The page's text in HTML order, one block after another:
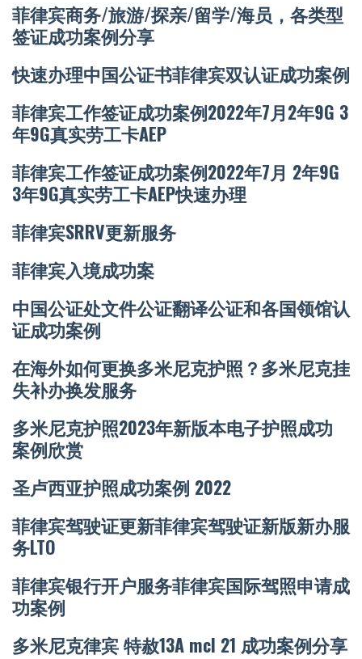
菲律宾商务/旅游/探亲/留学/海员，各类型
签证成功案例分享
快速办理中国公证书菲律宾双认证成功案例
菲律宾工作签证成功案例2022年7月2年9G 3
年9G真实劳工卡AEP
菲律宾工作签证成功案例2022年7月 2年9G
3年9G真实劳工卡AEP快速办理
菲律宾SRRV更新服务
菲律宾入境成功案
中国公证处文件公证翻译公证和各国领馆认
证成功案例
在海外如何更换多米尼克护照？多米尼克挂
失补办换发服务
多米尼克护照2023年新版本电子护照成功
案例欣赏
圣卢西亚护照成功案例 2022
菲律宾驾驶证更新菲律宾驾驶证新版新办服
务LTO
菲律宾银行开户服务菲律宾国际驾照申请成
功案例
多米尼克律宾 特赦13A mcl 21 成功案例分享